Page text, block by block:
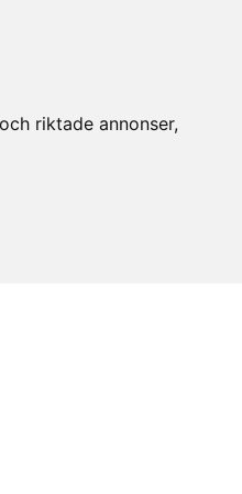
riktade annonser,